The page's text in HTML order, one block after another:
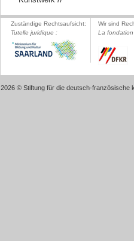
Zuständige Rechtsaufsicht:
Tutelle juridique :
Wir sind
La
2026 © Stiftung für die deutsch-französische